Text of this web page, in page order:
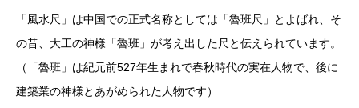
「風水尺」は中国での正式名称としては「魯班尺」とよばれ、そ
の昔、大工の神様「魯班」が考え出した尺と伝えられています。
（「魯班」は紀元前527年生まれで春秋時代の実在人物で、後に
建築業の神様とあがめられた人物です）